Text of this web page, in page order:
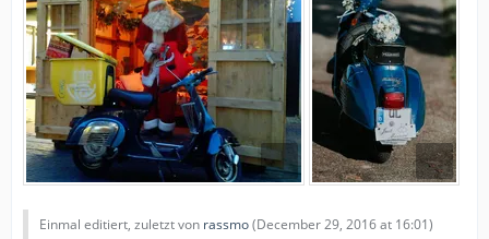
Einmal editiert, zuletzt von rassmo(December 29, 2016 at 16:01)